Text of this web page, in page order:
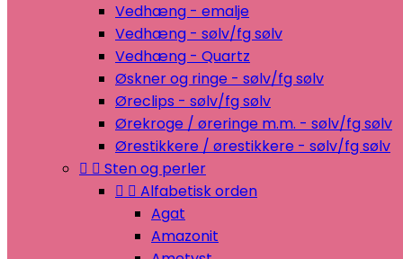
Vedhæng - emalje
Vedhæng - sølv/fg sølv
Vedhæng - Quartz
Øskner og ringe - sølv/fg sølv
Øreclips - sølv/fg sølv
Ørekroge / øreringe m.m. - sølv/fg sølv
Ørestikkere / ørestikkere - sølv/fg sølv
  Sten og perler
  Alfabetisk orden
Agat
Amazonit